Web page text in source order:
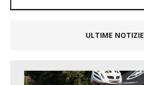
ULTIME NOTIZIE